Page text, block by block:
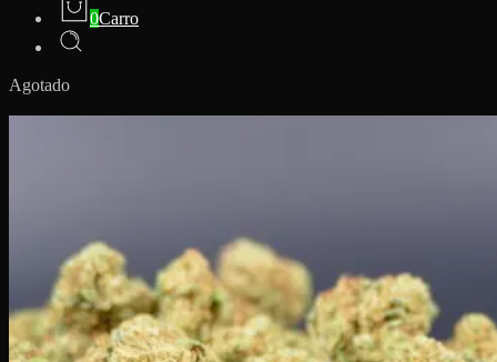
0Carro
Agotado